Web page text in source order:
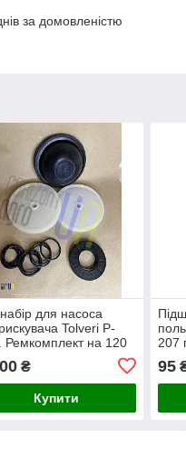
за домовленістю
для насоса
Tolveri P-
Ремкомплект на 120
насос Толвері
₴
Купити
207
95